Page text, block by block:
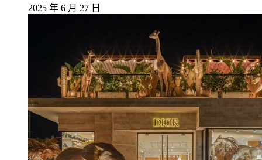
2025 年 6 月 27 日